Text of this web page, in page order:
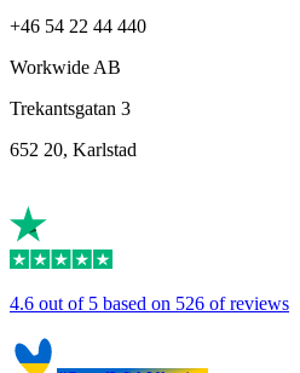
+46 54 22 44 440
Workwide AB
Trekantsgatan 3
652 20, Karlstad
4.6 out of 5 based on 526 of reviews